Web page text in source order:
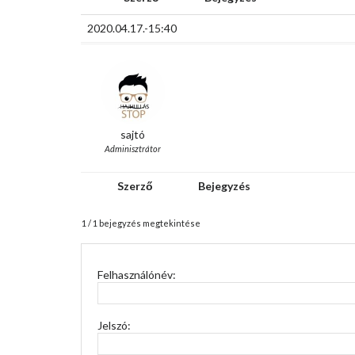
2020.04.17.-15:40
sajtó
Adminisztrátor
Szerző Bejegyzés
1 / 1 bejegyzés megtekintése
Felhasználónév:
Jelszó: